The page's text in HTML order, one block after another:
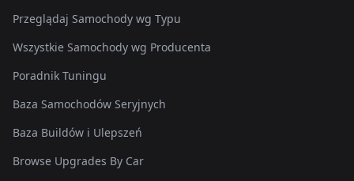
Przeglądaj Samochody wg Typu
Wszystkie Samochody wg Producenta
Poradnik Tuningu
Baza Samochodów Seryjnych
Baza Buildów i Ulepszeń
Browse Upgrades By Car